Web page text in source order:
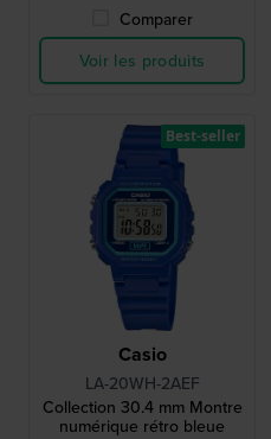
Comparer
Voir les produits
Casio
LA-20WH-2AEF
Collection 30.4 mm Montre
numérique rétro bleue
Best-seller